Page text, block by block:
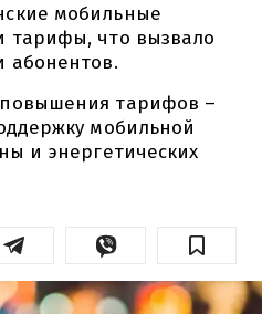
мобильные
тарифы, что вызвало
абонентов.
тарифов –
мобильной
и энергетических